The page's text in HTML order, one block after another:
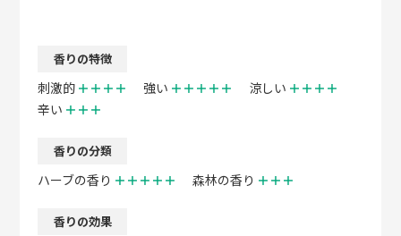
香りの特徴
刺激的 ＋＋＋＋ 強い ＋＋＋＋＋ 涼しい ＋＋＋＋
辛い ＋＋＋
香りの分類
ハーブの香り ＋＋＋＋＋ 森林の香り ＋＋＋
香りの効果